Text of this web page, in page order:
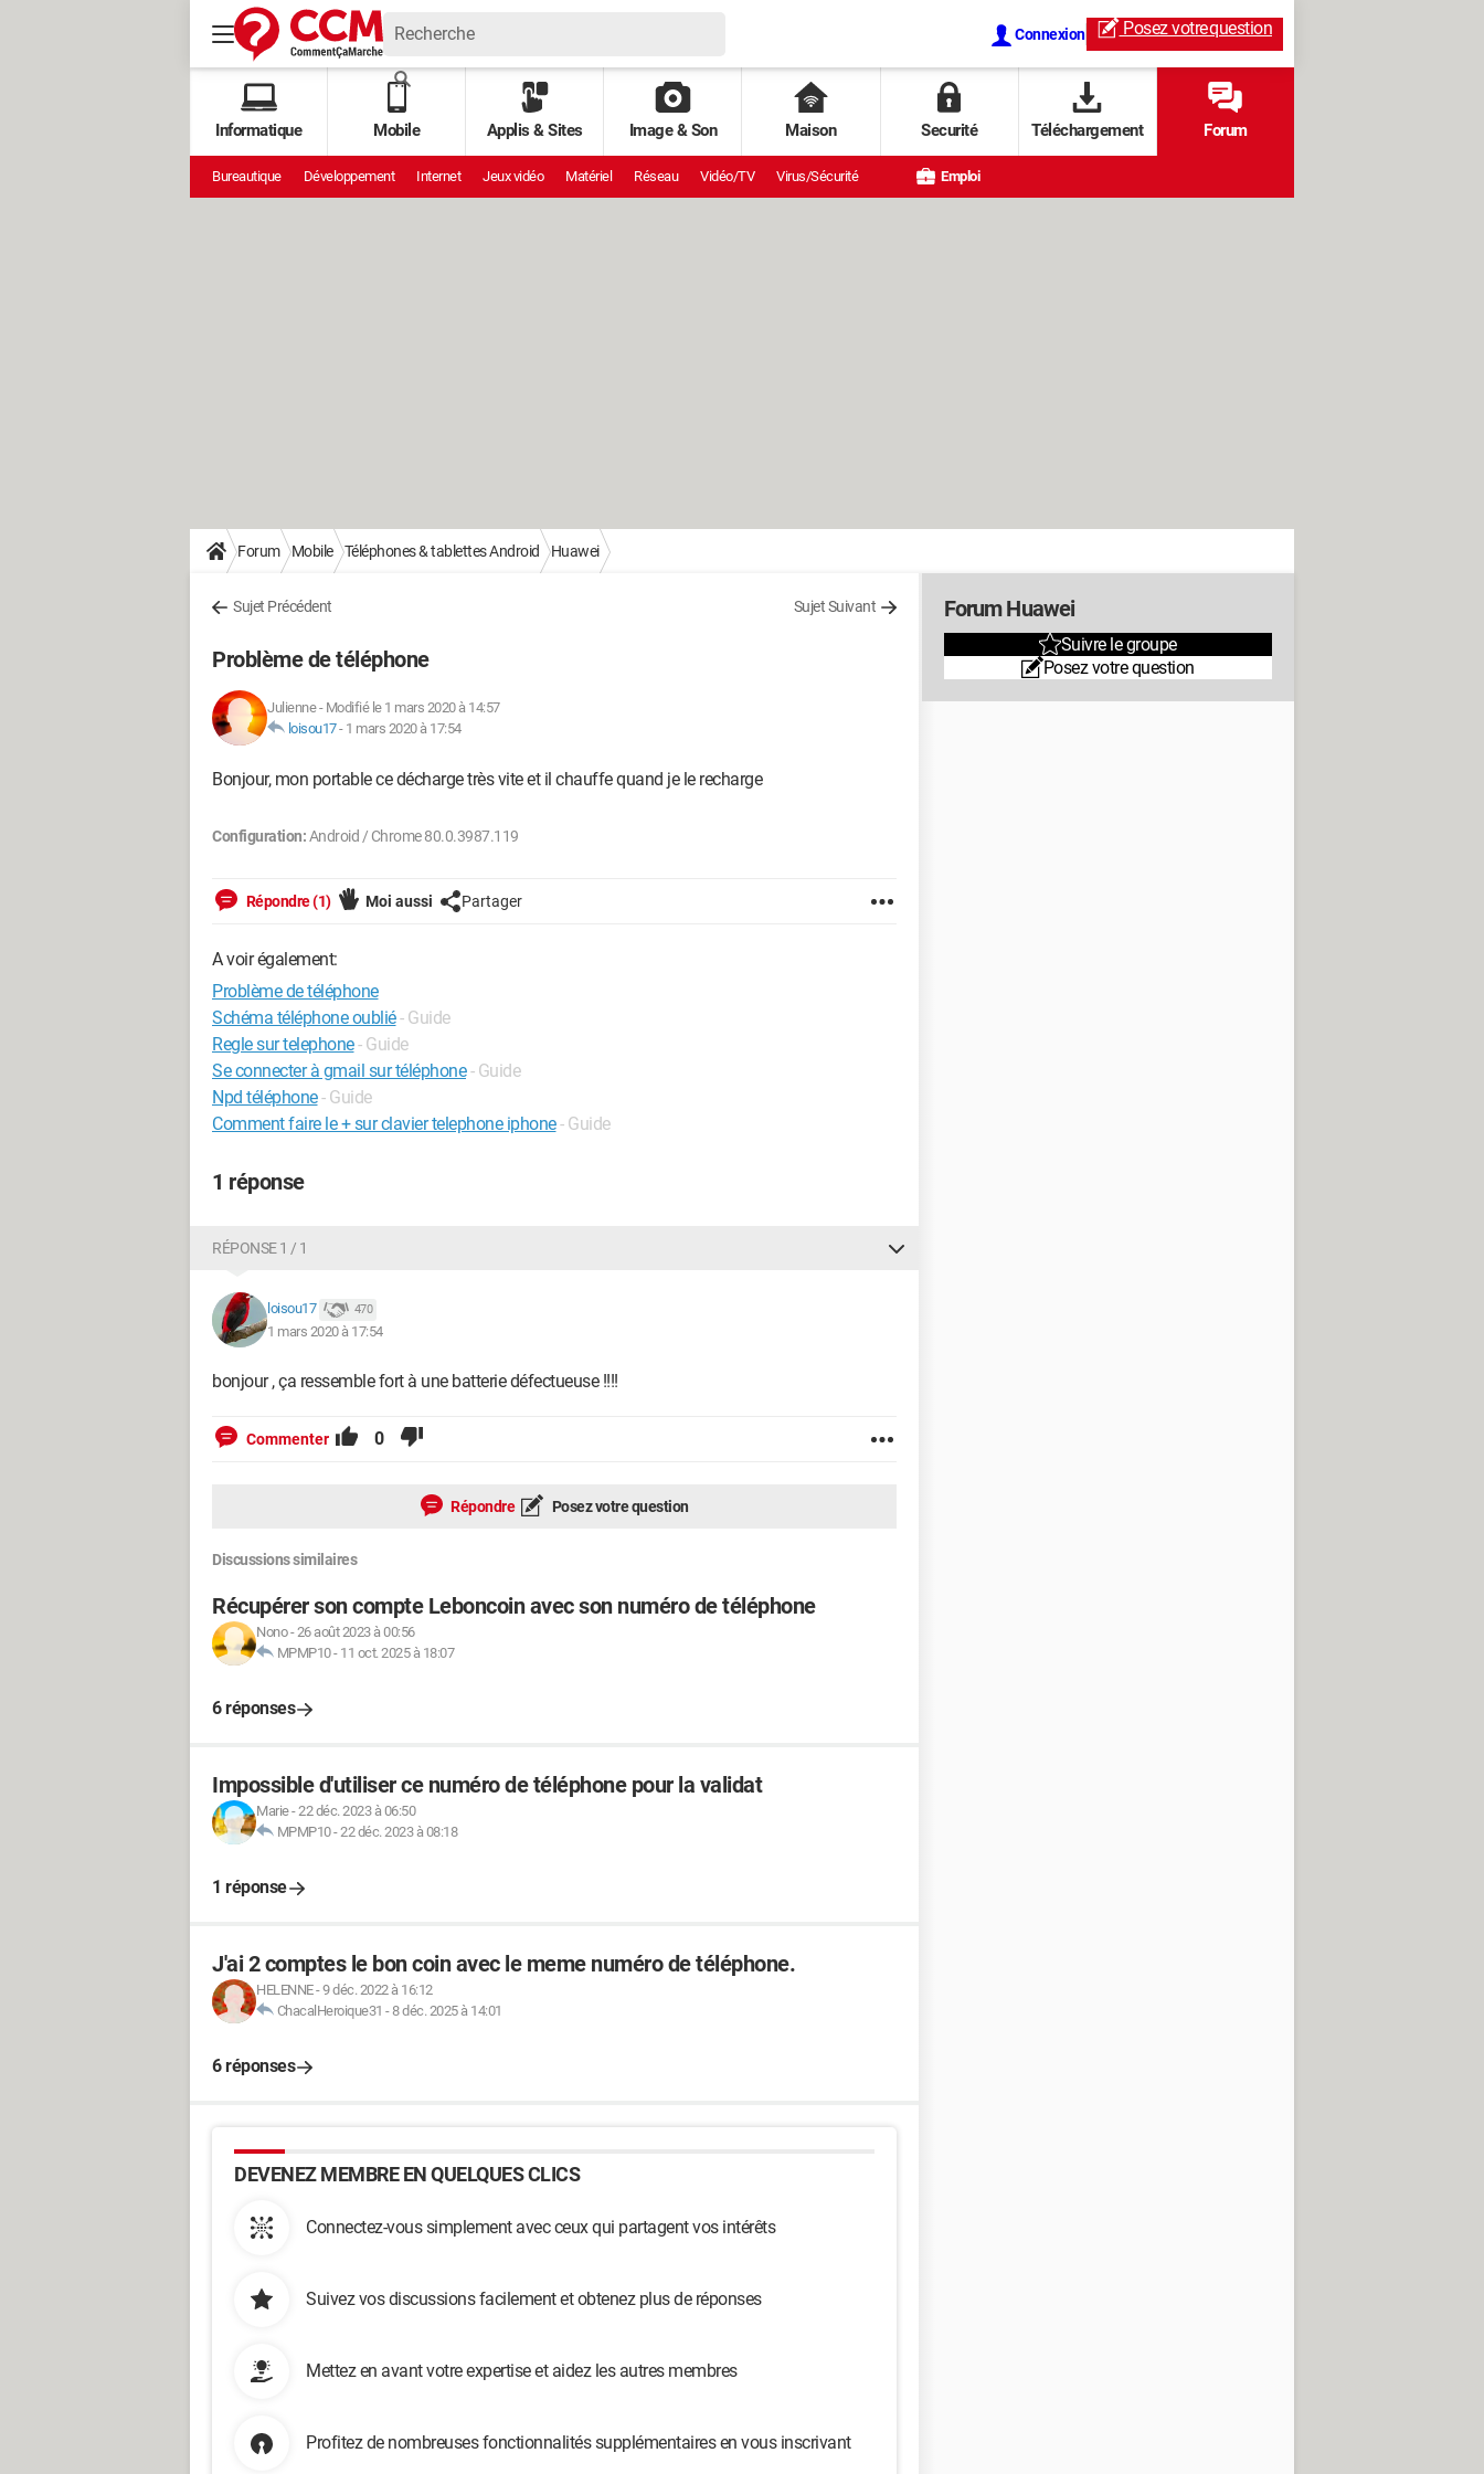
Connexion Posez votrequestion
Informatique Mobile Applis & Sites Image & Son Maison Securité Téléchargement Forum
Bureautique Développement Internet Jeux vidéo Matériel Réseau Vidéo/TV Virus/Sécurité Emploi
Forum Mobile Téléphones & tablettes Android Huawei
Sujet Précédent Sujet Suivant
Problème de téléphone
Julienne- Modifié le 1 mars 2020 à 14:57
loisou17- 1 mars 2020 à 17:54
Bonjour, mon portable ce décharge très vite et il chauffe quand je le recharge
Configuration:Android / Chrome 80.0.3987.119
Répondre (1) Moi aussi Partager
A voir également:
Problème de téléphone
Schéma téléphone oublié- Guide
Regle sur telephone- Guide
Se connecter à gmail sur téléphone - Guide
Npd téléphone- Guide
Comment faire le + sur clavier telephone iphone- Guide
1 réponse
RÉPONSE 1 / 1
loisou17 470
1 mars 2020 à 17:54
bonjour , ça ressemble fort à une batterie défectueuse !!!!
Commenter 0
Répondre Posez votre question
Discussions similaires
Récupérer son compte Leboncoin avec son numéro de téléphone
Nono-26 août 2023 à 00:56
MPMP10- 11 oct. 2025 à 18:07
6 réponses
Impossible d'utiliser ce numéro de téléphone pour la validat
Marie-22 déc. 2023 à 06:50
MPMP10-22 déc. 2023 à 08:18
1 réponse
J'ai 2 comptes le bon coin avec le meme numéro de téléphone.
HELENNE-9 déc. 2022 à 16:12
ChacalHeroique31 -8 déc. 2025 à 14:01
6 réponses
DEVENEZ MEMBRE EN QUELQUES CLICS
Connectez-vous simplement avec ceux qui partagent vos intérêts
Suivez vos discussions facilement et obtenez plus de réponses
Mettez en avant votre expertise et aidez les autres membres
Profitez de nombreuses fonctionnalités supplémentaires en vous inscrivant
Forum Huawei
Suivre le groupe
Posez votre question